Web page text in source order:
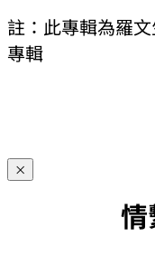
註：此專輯為羅
專輯
×